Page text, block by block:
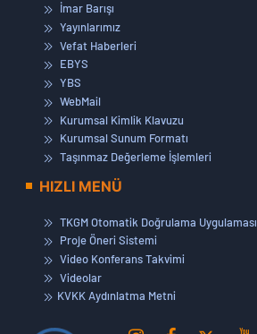
İmar Barışı
Yayınlarımız
Vefat Haberleri
EBYS
YBS
WebMail
Kurumsal Kimlik Klavuzu
Kurumsal Sunum Formatı
Taşınmaz Değerleme İşlemleri
HIZLI MENÜ
TKGM Otomatik Doğrulama Uygulaması
Proje Öneri Sistemi
Video Konferans Takvimi
Videolar
KVKK Aydınlatma Metni